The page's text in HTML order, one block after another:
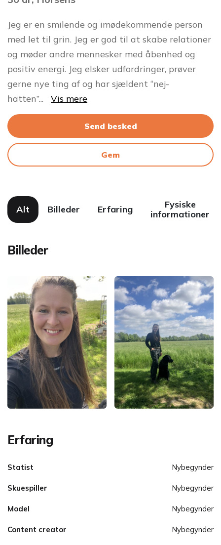
Jeg er en smilende og imødekommende person
med let til grin. Jeg er god til at skabe relationer
og møder andre mennesker med åbenhed og
positiv energi. Jeg elsker udfordringer, prøver
gerne nye ting af og har sjældent “nej-
hatten”... Vis mere
Send besked
Gem
Alt Billeder Erfaring
Fysiske
informationer
Billeder
Erfaring
Statist Nybegynder
Skuespiller Nybegynder
Model Nybegynder
Content creator Nybegynder